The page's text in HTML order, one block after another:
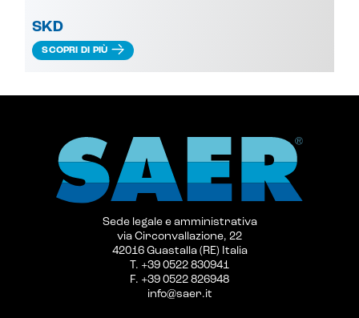
SKD
SCOPRI DI PIÙ
Sede legale e amministrativa
via Circonvallazione, 22
42016 Guastalla (RE) Italia
T. +39 0522 830941
F. +39 0522 826948
info@saer.it